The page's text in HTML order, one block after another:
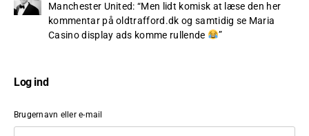
Manchester United: “Men lidt komisk at læse den her
kommentar på oldtrafford.dk og samtidig se Maria
Casino display ads komme rullende
”
Log ind
Brugernavn eller e-mail